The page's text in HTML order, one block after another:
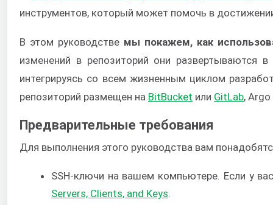
инструментов, который может помочь в
В этом руководстве мы покажем, как
изменений в репозиторий они развертываются
интегрируясь со всем жизненным циклом
репозиторий размещен на BitBucket или GitLab,
Предварительные требования
Для выполнения этого руководства вам
SSH-ключи на вашем компьютере. Если у
Servers, Clients, and Keys.